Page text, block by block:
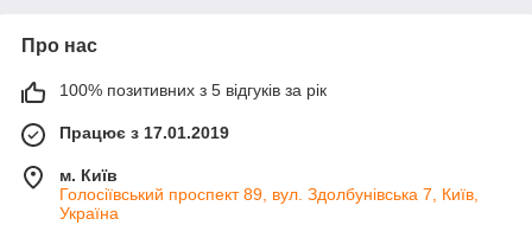
Про нас
100% позитивних з 5 відгуків за рік
Працює з 17.01.2019
м. Київ
Голосіївський проспект 89, вул. Здолбунівська 7, Київ,
Україна